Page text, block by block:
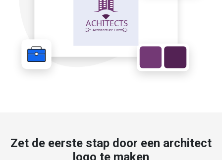
Zet de eerste stap door een architect
logo te maken